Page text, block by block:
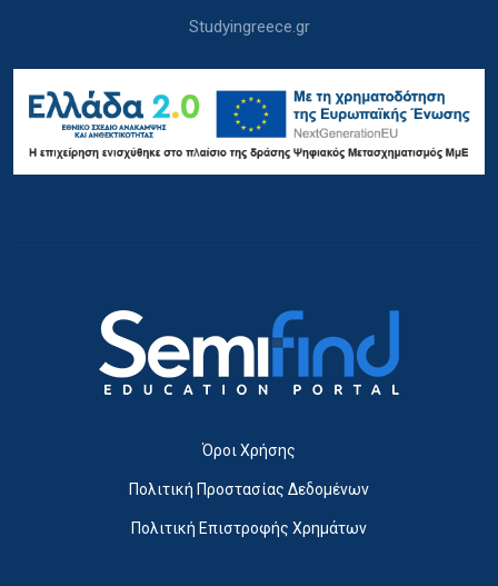
Studyingreece.gr
Όροι Χρήσης
Πολιτική Προστασίας Δεδομένων
Πολιτική Επιστροφής Χρημάτων